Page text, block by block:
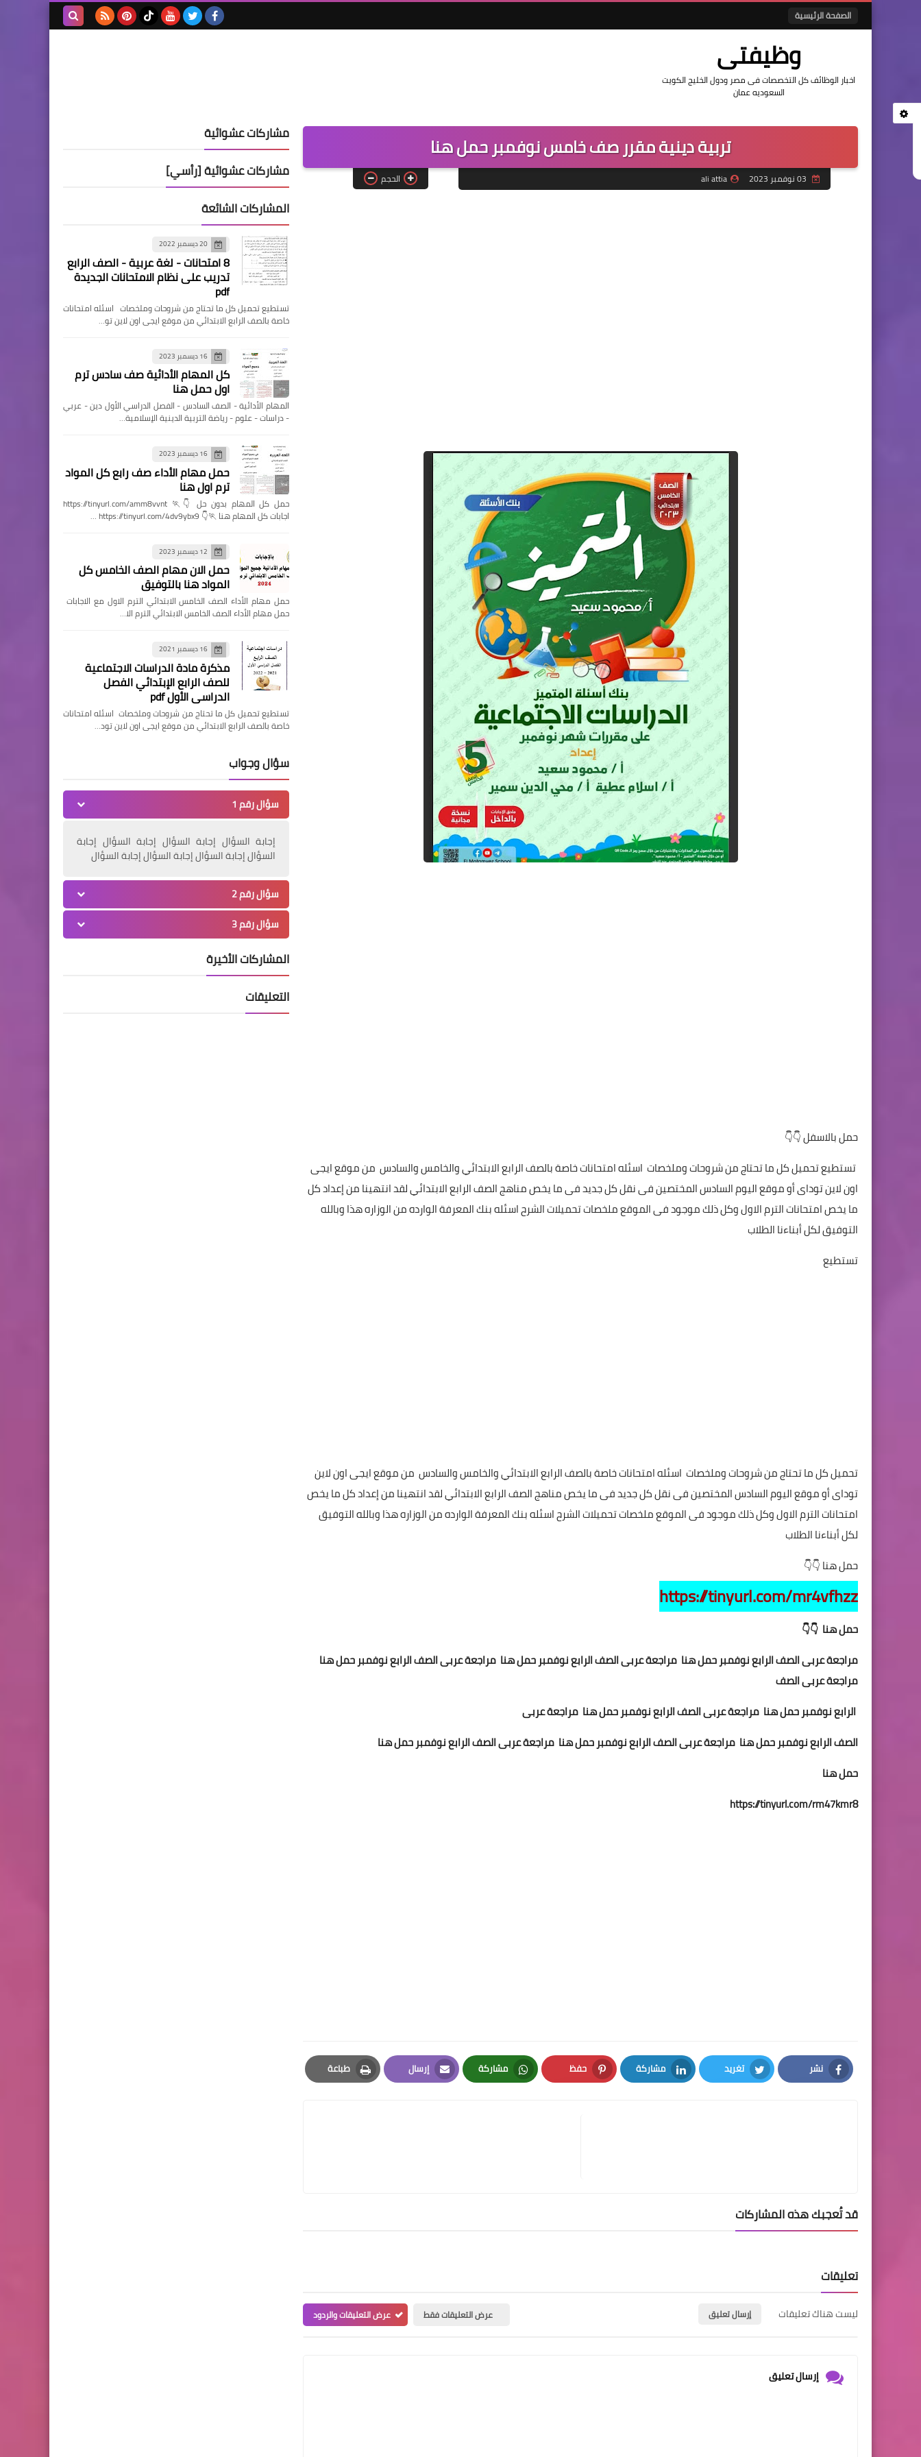
الصفحة الرئيسية
وظيفتى
اخبار الوظائف كل التخصصات فى مصر ودول الخليج الكويت
السعوديه عمان
تربية دينية مقرر صف خامس نوفمبر حمل هنا
ali attia الحجم
حمل بالاسفل 👇👇
تستطيع تحميل كل ما تحتاج من شروحات وملخصات اسئله امتحانات خاصة بالصف الرابع الابتدائي والخامس والسادس من موقع ايجى
اون لاين توداى أو موقع اليوم السادس المختصين فى نقل كل جديد فى ما يخص مناهج الصف الرابع الابتدائي لقد انتهينا من إعداد كل
ما يخص امتحانات الترم الاول وكل ذلك موجود فى الموقع ملخصات تحميلات الشرح اسئله بنك المعرفة الوارده من الوزاره هذا وبالله
التوفيق لكل أبناءنا الطلاب
تستطيع
تحميل كل ما تحتاج من شروحات وملخصات اسئله امتحانات خاصة بالصف الرابع الابتدائي والخامس والسادس من موقع ايجى اون لاين
توداى أو موقع اليوم السادس المختصين فى نقل كل جديد فى ما يخص مناهج الصف الرابع الابتدائي لقد انتهينا من إعداد كل ما يخص
امتحانات الترم الاول وكل ذلك موجود فى الموقع ملخصات تحميلات الشرح اسئله بنك المعرفة الوارده من الوزاره هذا وبالله التوفيق
لكل أبناءنا الطلاب
حمل هنا 👇👇
https://tinyurl.com/mr4vfhzz
حمل هنا 👇👇
مراجعة عربى الصف الرابع نوفمبر حمل هنا مراجعة عربى الصف الرابع نوفمبر حمل هنا مراجعة عربى الصف الرابع نوفمبر حمل هنا
مراجعة عربى الصف
الرابع نوفمبر حمل هنا مراجعة عربى الصف الرابع نوفمبر حمل هنا مراجعة عربى
الصف الرابع نوفمبر حمل هنا مراجعة عربى الصف الرابع نوفمبر حمل هنا مراجعة عربى الصف الرابع نوفمبر حمل هنا
حمل هنا
https://tinyurl.com/rm47kmr8
نشر
Facebook
تغريد
Twitter
مشاركة
LinkedIn
حفظ
Pinterest
مشاركة
Whatsapp
إرسال
Email
طباعة
Print
قد تُعجبك هذه المشاركات
تعليقات
ليست هناك تعليقات إرسال تعليق عرض التعليقات فقط عرض التعليقات والردود
إرسال تعليق
مشاركات عشوائية
مشاركات عشوائية [رأسي]
المشاركات الشائعة
20 ديسمبر 2022
8 امتحانات - لغة عربية - الصف الرابع
تدريب على نظام الامتحانات الجديدة
pdf
تستطيع تحميل كل ما تحتاج من شروحات وملخصات اسئله امتحانات
خاصة بالصف الرابع الابتدائي من موقع ايجى اون لاين تو…
16 ديسمبر 2023
كل المهام الأدائية صف سادس ترم
اول حمل هنا
المهام الأدائية - الصف السادس - الفصل الدراسي الأول دين - عربي
- دراسات - علوم - رياضة التربية الدينية الإسلامية…
16 ديسمبر 2023
حمل مهام الأداء صف رابع كل المواد
ترم اول هنا
حمل كل المهام بدون حل 👇🏃 https://tinyurl.com/amm8vvnt
اجابات كل المهام هنا 🏃👇 https://tinyurl.com/4dv9ybx9 …
12 ديسمبر 2023
حمل الان مهام الصف الخامس كل
المواد هنا بالتوفيق
حمل مهام الأداء الصف الخامس الابتدائي الترم الاول مع الاجابات
حمل مهام الأداء الصف الخامس الابتدائي الترم الا…
16 ديسمبر 2021
مذكرة مادة الدراسات الاجتماعية
للصف الرابع الإبتدائي الفصل
الدراسي الأول pdf
تستطيع تحميل كل ما تحتاج من شروحات وملخصات اسئله امتحانات
خاصة بالصف الرابع الابتدائي من موقع ايجى اون لاين تود…
سؤال وجواب
سؤال رقم 1
إجابة السؤال إجابة السؤال إجابة السؤال إجابة
السؤال إجابة السؤال إجابة السؤال إجابة السؤال
سؤال رقم 2
سؤال رقم 3
المشاركات الأخيرة
التعليقات